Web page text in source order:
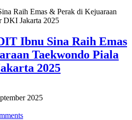
Raih Emas & Perak di Kejuaraan
DKI Jakarta 2025
Ibnu Sina Raih Emas
Taekwondo Piala
2025
2025